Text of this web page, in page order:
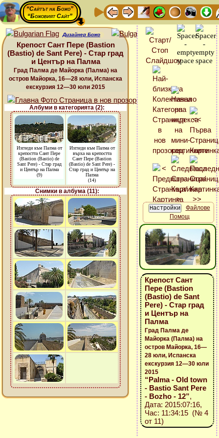
“Сайтът на Божо”
“Божовият Сайт”
Дизайнер Божо
Крепост Сант Пере (Bastion
(Bastio) de Sant Pere) - Стар град
и Център на Палма
Град Палма де Майорка (Палма) на
остров Майорка, 16—28 юли, Испанска
екскурзия 12—30 юли 2015
Албуми в категорията (2):
Изгледи към Палма от
крепостта Сант Пере
(Bastion (Bastio) de
Sant Pere) - Стар град
и Център на Палма
(9)
Изгледи към Палма от
върха на крепостта
Сант Пере (Bastion
(Bastio) de Sant Pere) -
Стар град и Център на
Палма
(14)
Снимки в албума (11):
Файлове
Помощ
Крепост Сант
Пере (Bastion
(Bastio) de Sant
Pere) - Стар град
и Център на
Палма
Град Палма де
Майорка (Палма) на
остров Майорка, 16—
28 юли, Испанска
екскурзия 12—30 юли
2015
“Palma - Old town
- Bastio Sant Pere
- Bozho - 12”,
Дата: 2015:07:16,
Час: 11:34:15 (№ 4
от 11)